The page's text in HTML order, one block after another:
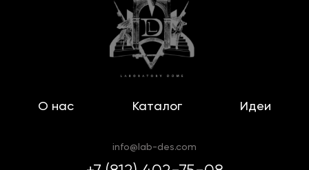
О нас Каталог Идеи
info@lab-des.com